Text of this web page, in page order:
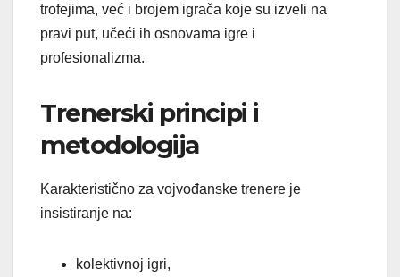
trofejima, već i brojem igrača koje su izveli na
pravi put, učeći ih osnovama igre i
profesionalizma.
Trenerski principi i
metodologija
Karakteristično za vojvođanske trenere je
insistiranje na:
kolektivnoj igri,